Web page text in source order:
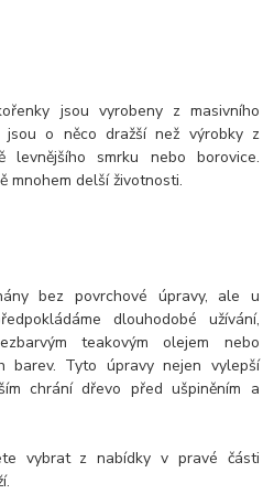
jsou vyrobeny z masivního
jsou o něco dražší než výrobky z
levnějšího smrku nebo borovice.
mnohem delší životnosti.
bez povrchové úpravy, ale u
dlouhodobé užívání,
teakovým olejem nebo
barev. Tyto úpravy nejen vylepší
chrání dřevo před ušpiněním a
vybrat z nabídky v pravé části